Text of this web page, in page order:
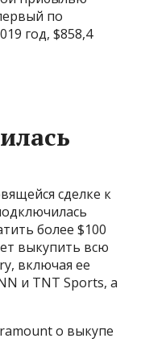
по
год, $858,4
сделке к
более $100
выкупить всю
включая ее
и TNT Sports, а
о выкупе